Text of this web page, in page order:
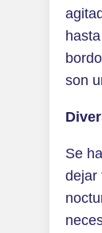
son
Se
dejar